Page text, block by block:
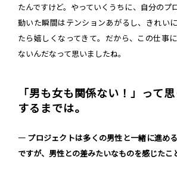
たんですけど。やっていくうちに、自分のプ
動いた瞬間はテンションあがるし、きれい
たら嬉しくなってきて。だから、この仕事
ないんだなって思いましたね。
「男も女も関係ない！」って
するまでは。
― プロジェクトは多くの男性と一緒に進め
ですが、男性との差みたいなものを感じたこ